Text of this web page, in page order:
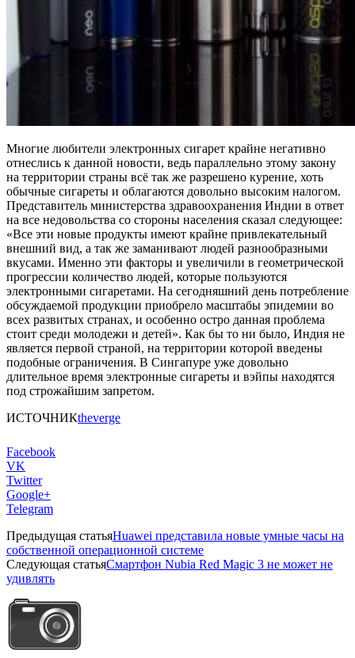
Многие любители электронных сигарет крайне негативно
отнеслись к данной новости, ведь параллельно этому закону
на территории страны всё так же разрешено курение, хоть
обычные сигареты и облагаются довольно высоким налогом.
Представитель министерства здравоохранения Индии в ответ
на все недовольства со стороны населения сказал следующее:
«Все эти новые продукты имеют крайне привлекательный
внешний вид, а так же заманивают людей разнообразными
вкусами. Именно эти факторы и увеличили в геометрической
прогрессии количество людей, которые пользуются
электронными сигаретами. На сегодняшний день потребление
обсуждаемой продукции приобрело масштабы эпидемии во
всех развитых странах, и особенно остро данная проблема
стоит среди молодежи и детей». Как бы то ни было, Индия не
является первой страной, на территории которой введены
подобные ограничения. В Сингапуре уже довольно
длительное время электронные сигареты и вэйпы находятся
под строжайшим запретом.
ИСТОЧНИКtheverge
Facebook
VK
Twitter
Google+
Telegram
Предыдущая статьяHuawei представила новые умные часы на
собственной операционной системе
Следующая статьяСмартфон Nubia Red Magic 3 не может не
удивлять